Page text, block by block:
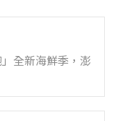
全新海鮮季，澎